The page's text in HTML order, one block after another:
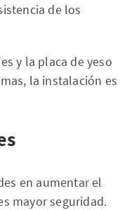
de los
y la placa de yeso
la instalación es
en aumentar el
mayor seguridad.